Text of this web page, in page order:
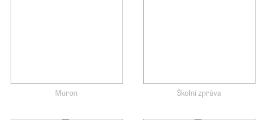
Muron Školní zpráva